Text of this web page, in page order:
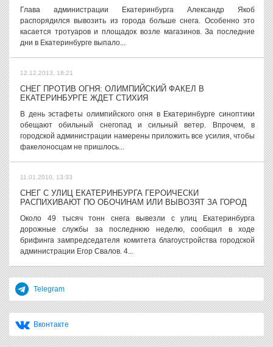
Глава администрации Екатеринбурга Александр Якоб
распорядился вывозить из города больше снега. Особенно это
касается тротуаров и площадок возле магазинов. За последние
дни в Екатеринбурге выпало...
12.12.2013, 18:21
СНЕГ ПРОТИВ ОГНЯ: ОЛИМПИЙСКИЙ ФАКЕЛ В
ЕКАТЕРИНБУРГЕ ЖДЕТ СТИХИЯ
В день эстафеты олимпийского огня в Екатеринбурге синоптики
обещают обильный снегопад и сильный ветер. Впрочем, в
городской администрации намерены приложить все усилия, чтобы
факелоносцам не пришлось...
11.01.2010, 13:33
СНЕГ С УЛИЦ ЕКАТЕРИНБУРГА ГЕРОИЧЕСКИ
РАСПИХИВАЮТ ПО ОБОЧИНАМ ИЛИ ВЫВОЗЯТ ЗА ГОРОД
Около 49 тысяч тонн снега вывезли с улиц Екатеринбурга
дорожные службы за последнюю неделю, сообщил в ходе
брифинга зампредседателя комитета благоустройства городской
администрации Егор Свалов. 4...
Telegram
Вконтакте